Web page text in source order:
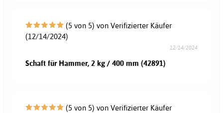
(5 von 5) von Verifizierter Käufer
(12/14/2024)
12/14/2024
Schaft für Hammer, 2 kg / 400 mm (42891)
(5 von 5) von Verifizierter Käufer